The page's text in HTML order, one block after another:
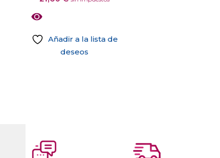
Añadir a la lista de
deseos